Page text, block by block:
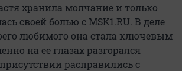
хранила молчание и только
своей болью с MSK1.RU. В деле
любимого она стала ключевым
на ее глазах разгорался
расправились с